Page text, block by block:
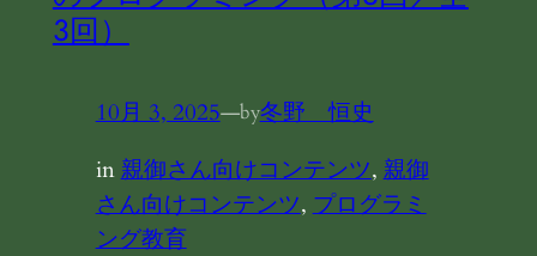
3回）
10月 3, 2025—by冬野 恒史
in親御さん向けコンテンツ, 親御
さん向けコンテンツ, プログラミ
ング教育